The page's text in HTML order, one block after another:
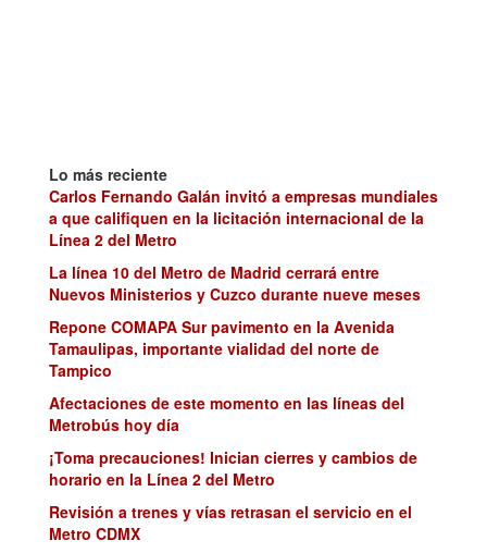
Lo más reciente
Carlos Fernando Galán invitó a empresas mundiales
a que califiquen en la licitación internacional de la
Línea 2 del Metro
La línea 10 del Metro de Madrid cerrará entre
Nuevos Ministerios y Cuzco durante nueve meses
Repone COMAPA Sur pavimento en la Avenida
Tamaulipas, importante vialidad del norte de
Tampico
Afectaciones de este momento en las líneas del
Metrobús hoy día
¡Toma precauciones! Inician cierres y cambios de
horario en la Línea 2 del Metro
Revisión a trenes y vías retrasan el servicio en el
Metro CDMX